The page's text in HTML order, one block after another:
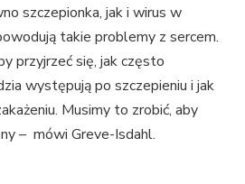
szczepionka, jak i wirus w
takie problemy z sercem.
przyjrzeć się, jak często
występują po szczepieniu i jak
Musimy to zrobić, aby
– mówi Greve-Isdahl.